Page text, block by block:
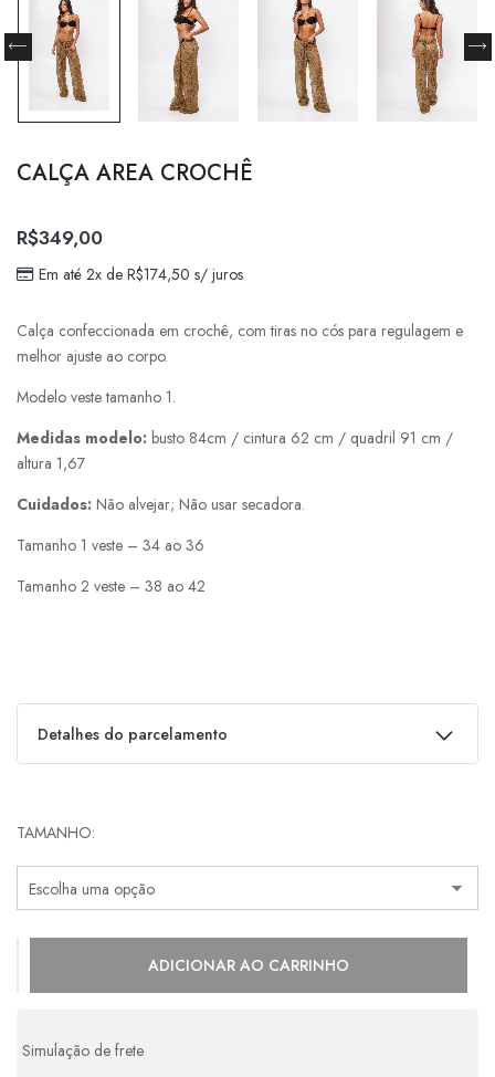
CALÇA AREA CROCHÊ
R$349,00
Em até 2x de R$174,50 s/ juros
Calça confeccionada em crochê, com tiras no cós para regulagem e
melhor ajuste ao corpo.
Modelo veste tamanho 1.
Medidas modelo: busto 84cm / cintura 62 cm / quadril 91 cm /
altura 1,67
Cuidados: Não alvejar; Não usar secadora.
Tamanho 1 veste – 34 ao 36
Tamanho 2 veste – 38 ao 42
Detalhes do parcelamento
2x deR$174,50s/ juros R$349,00
TAMANHO
ADICIONAR AO CARRINHO
Simulação de frete